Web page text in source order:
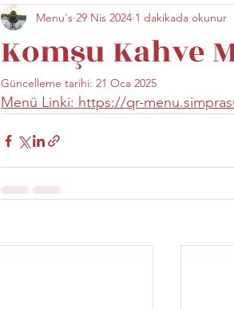
Komşu Kahve
Menu's 29 Nis 2024 1 dakikada okunur
Güncelleme tarihi: 21 Oca 2025
Menü Linki: https://qr-